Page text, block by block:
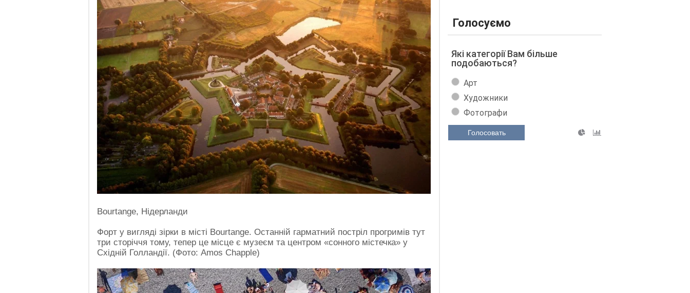
Bourtange, Нідерланди
Форт у вигляді зірки в місті Bourtange. Останній гарматний постріл прогримів тут
три сторіччя тому, тепер це місце є музеєм та центром «сонного містечка» у
Східній Голландії. (Фото: Amos Chapple)
Голосуємо
Які категорії Вам більше
подобаються?
Арт
Художники
Фотографи
Голосовать